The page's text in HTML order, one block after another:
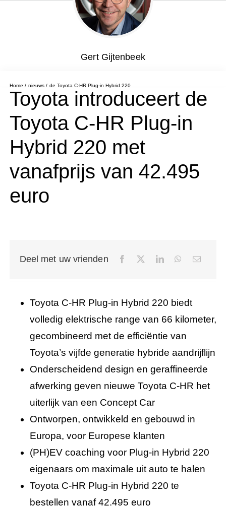
Gert Gijtenbeek
Home nieuws de Toyota C-HR Plug-in Hybrid 220
Toyota introduceert de
Toyota C-HR Plug-in
Hybrid 220 met
vanafprijs van 42.495
euro
Deel met uw vrienden
Toyota C-HR Plug-in Hybrid 220 biedt
volledig elektrische range van 66 kilometer,
gecombineerd met de efficiëntie van
Toyota’s vijfde generatie hybride aandrijflijn
Onderscheidend design en geraffineerde
afwerking geven nieuwe Toyota C-HR het
uiterlijk van een Concept Car
Ontworpen, ontwikkeld en gebouwd in
Europa, voor Europese klanten
(PH)EV coaching voor Plug-in Hybrid 220
eigenaars om maximale uit auto te halen
Toyota C-HR Plug-in Hybrid 220 te
bestellen vanaf 42.495 euro